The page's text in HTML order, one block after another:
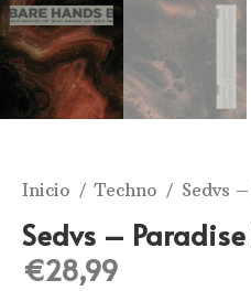
Inicio /Techno / Sedvs
Sedvs ‎– Paradise
€28,99